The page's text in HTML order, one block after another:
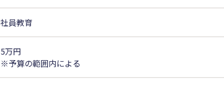
社員教育
5万円
※予算の範囲内による